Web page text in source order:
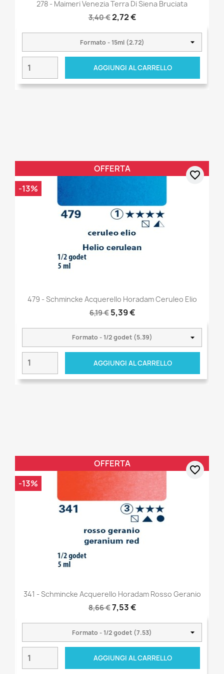
278 - Maimeri Venezia Terra Di Siena Bruciata
3,40 €2,72 €
AGGIUNGI AL CARRELLO
479 - Schmincke Acquerello Horadam Ceruleo Elio
6,19 € 5,39 €
AGGIUNGI AL CARRELLO
OFFERTA
-13%
favorite_border
341 - Schmincke Acquerello Horadam Rosso Geranio
8,66 €7,53 €
AGGIUNGI AL CARRELLO
OFFERTA
-13%
favorite_border